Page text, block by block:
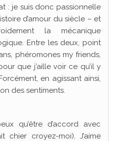
: je suis donc passionnelle
d’amour du siècle – et
la mécanique
Entre les deux, point
phéromones my friends,
que j’aille voir ce qu’il y
en agissant ainsi,
des sentiments.
qu’être d’accord avec
croyez-moi). J’aime